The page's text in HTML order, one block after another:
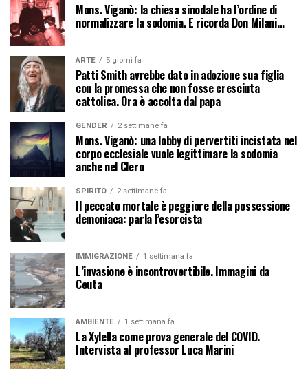
Mons. Viganò: la chiesa sinodale ha l’ordine di
normalizzare la sodomia. E ricorda Don Milani…
ARTE 5 giorni fa
Patti Smith avrebbe dato in adozione sua figlia
con la promessa che non fosse cresciuta
cattolica. Ora è accolta dal papa
GENDER 2 settimane fa
Mons. Viganò: una lobby di pervertiti incistata nel
corpo ecclesiale vuole legittimare la sodomia
anche nel Clero
SPIRITO 2 settimane fa
Il peccato mortale è peggiore della possessione
demoniaca: parla l’esorcista
IMMIGRAZIONE 1 settimana fa
L’invasione è incontrovertibile. Immagini da
Ceuta
AMBIENTE 1 settimana fa
La Xylella come prova generale del COVID.
Intervista al professor Luca Marini